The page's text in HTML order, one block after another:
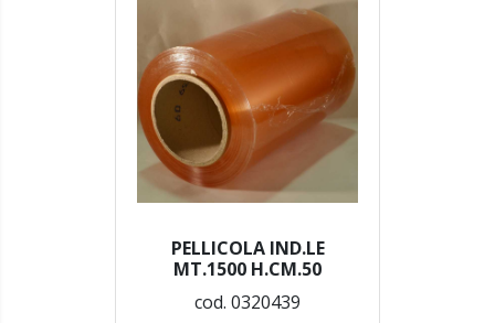
PELLICOLA IND.LE
MT.1500 H.CM.50
cod. 0320439